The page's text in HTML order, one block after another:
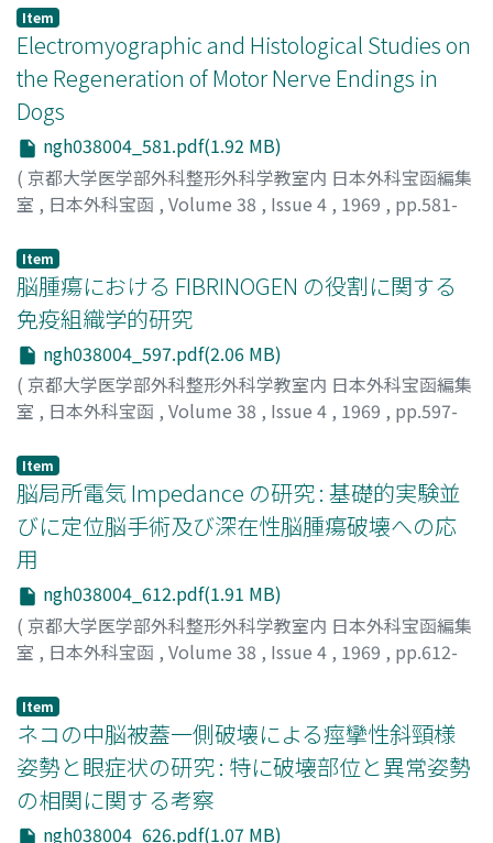
TOGO, MINORU
Item
Electromyographic and Histological Studies on
the Regeneration of Motor Nerve Endings in
Dogs
ngh038004_581.pdf(1.92 MB)
( 京都大学医学部外科整形外科学教室内 日本外科宝函編集
室 , 日本外科宝函 , Volume 38 , Issue 4 , 1969 , pp.581-
MIYAZAKI, KAZUMI
Item
脳腫瘍における FIBRINOGEN の役割に関する
免疫組織学的研究
ngh038004_597.pdf(2.06 MB)
( 京都大学医学部外科整形外科学教室内 日本外科宝函編集
室 , 日本外科宝函 , Volume 38 , Issue 4 , 1969 , pp.597-
鍋島, 祥男
Item
脳局所電気 Impedance の研究 : 基礎的実験並
びに定位脳手術及び深在性脳腫瘍破壊への応
用
ngh038004_612.pdf(1.91 MB)
( 京都大学医学部外科整形外科学教室内 日本外科宝函編集
室 , 日本外科宝函 , Volume 38 , Issue 4 , 1969 , pp.612-
島袋, 春弘
Item
ネコの中脳被蓋一側破壊による痙攣性斜頸様
姿勢と眼症状の研究 : 特に破壊部位と異常姿勢
の相関に関する考察
ngh038004_626.pdf(1.07 MB)